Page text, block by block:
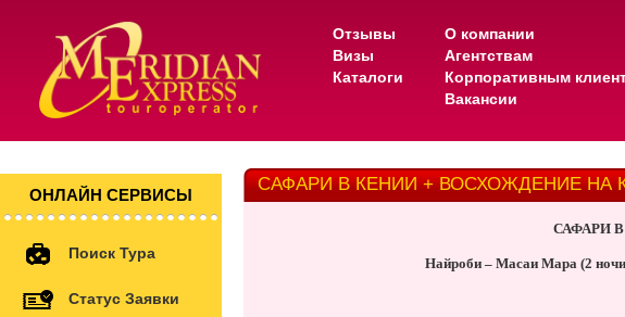
Отзывы
Визы
Каталоги
О компании
Агентствам
Корпоративным
Вакансии
ОНЛАЙН СЕРВИСЫ
Поиск Тура
Статус Заявки
САФАРИ В КЕНИИ + ВОСХОЖДЕНИЕ НА
САФАРИ
Найроби – Масаи Мара (2